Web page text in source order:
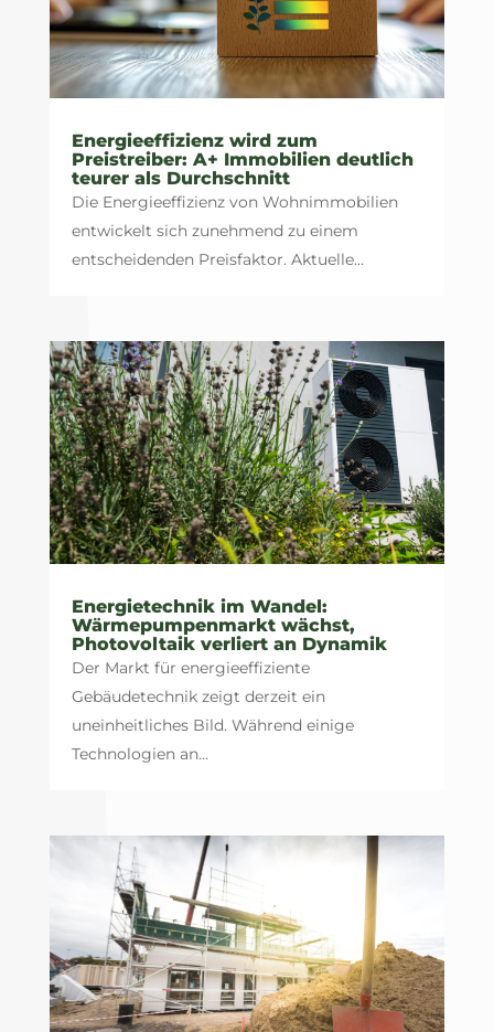
Energieeffizienz wird zum
Preistreiber: A+ Immobilien deutlich
teurer als Durchschnitt
Die Energieeffizienz von Wohnimmobilien
entwickelt sich zunehmend zu einem
entscheidenden Preisfaktor. Aktuelle...
Energietechnik im Wandel:
Wärmepumpenmarkt wächst,
Photovoltaik verliert an Dynamik
Der Markt für energieeffiziente
Gebäudetechnik zeigt derzeit ein
uneinheitliches Bild. Während einige
Technologien an...